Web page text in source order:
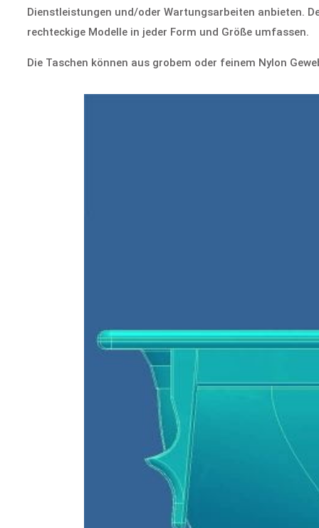
Dienstleistungen und/oder Wartungsarbeiten anbieten.
rechteckige Modelle in jeder Form und Größe umfassen.
Die Taschen können aus grobem oder feinem Nylon